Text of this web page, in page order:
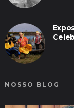
NOSSO BLOG